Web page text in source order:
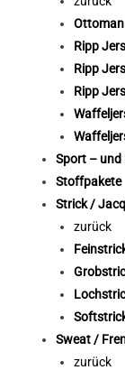
Ottoman
Ripp
Ripp
Ripp
Sport –
Stoffpakete
Strick /
zurück
Sweat /
zurück